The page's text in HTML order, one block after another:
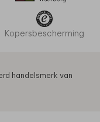
Kopersbescherming
handelsmerk van